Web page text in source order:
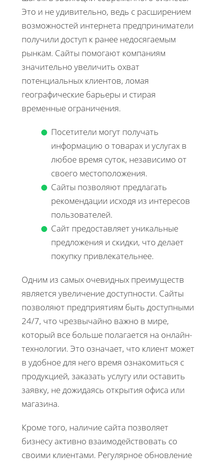
Это и не удивительно, ведь с расширением
возможностей интернета предприниматели
получили доступ к ранее недосягаемым
рынкам. Сайты помогают компаниям
значительно увеличить охват
потенциальных клиентов, ломая
географические барьеры и стирая
временные ограничения.
Посетители могут получать
информацию о товарах и услугах в
любое время суток, независимо от
своего местоположения.
Сайты позволяют предлагать
рекомендации исходя из интересов
пользователей.
Сайт предоставляет уникальные
предложения и скидки, что делает
покупку привлекательнее.
Одним из самых очевидных преимуществ
является увеличение доступности. Сайты
позволяют предприятиям быть доступными
24/7, что чрезвычайно важно в мире,
который все больше полагается на онлайн-
технологии. Это означает, что клиент может
в удобное для него время ознакомиться с
продукцией, заказать услугу или оставить
заявку, не дожидаясь открытия офиса или
магазина.
Кроме того, наличие сайта позволяет
бизнесу активно взаимодействовать со
своими клиентами. Регулярное обновление